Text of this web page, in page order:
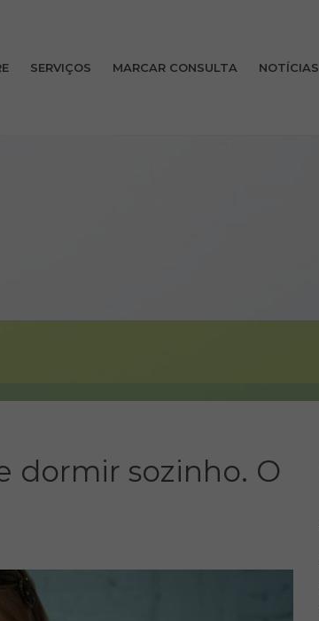
SERVIÇOS MARCAR CONSULTA NOTÍCIAS
dormir sozinho. O